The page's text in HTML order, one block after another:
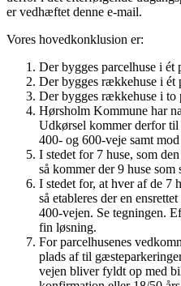
er vedhæftet denne e-mail.
Vores hovedkonklusion er:
Der bygges parcelhuse i
Der bygges rækkehuse i
Der bygges rækkehuse i to
Hørsholm Kommune har
Udkørsel kommer derfor
400- og 600-veje samt
I stedet for 7 huse, som
så kommer der 9 huse
I stedet for, at hver af de 7
så etableres der en
400-vejen. Se tegningen.
fin løsning.
For parcelhusenes
plads af til
vejen bliver fyldt op med